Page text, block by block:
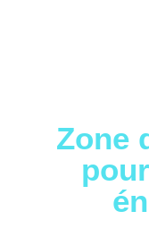
Zone